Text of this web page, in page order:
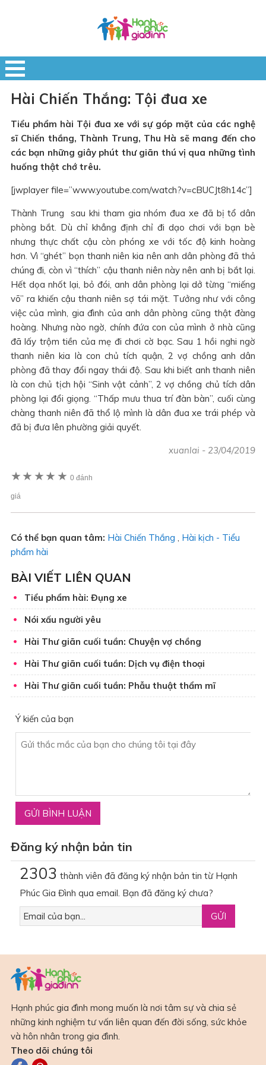
Hài Chiến Thắng: Tội đua xe
Tiểu phẩm hài Tội đua xe với sự góp mặt của các nghệ
sĩ Chiến thắng, Thành Trung, Thu Hà sẽ mang đến cho
các bạn những giây phút thư giãn thú vị qua những tình
huống thật chớ trêu.
[jwplayer file=”www.youtube.com/watch?v=cBUCJt8h14c”]
Thành Trung sau khi tham gia nhóm đua xe đã bị tổ dân
phòng bắt. Dù chỉ khẳng định chỉ đi dạo chơi với bạn bè
nhưng thực chất cậu còn phóng xe với tốc độ kinh hoàng
hơn. Vì “ghét” bọn thanh niên kia nên anh dân phòng đã thả
chúng đi, còn vì “thích” cậu thanh niên này nên anh bị bắt lại.
Hết dọa nhốt lại, bỏ đói, anh dân phòng lại dở từng “miếng
võ” ra khiến cậu thanh niên sợ tái mặt. Tưởng như với công
việc của mình, gia đình của anh dân phòng cũng thật đàng
hoàng. Nhưng nào ngờ, chính đứa con của mình ở nhà cũng
đã lấy trộm tiền của mẹ đi chơi cờ bạc. Sau 1 hồi nghi ngờ
thanh niên kia là con chủ tích quận, 2 vợ chồng anh dân
phòng đã thay đổi ngay thái độ. Sau khi biết anh thanh niên
là con chủ tịch hội “Sinh vật cảnh”, 2 vợ chồng chủ tích dân
phòng lại đổi giọng. “Thấp mưu thua trí đàn bàn”, cuối cùng
chàng thanh niên đã thổ lộ mình là dân đua xe trái phép và
đã bị đưa lên phường giải quyết.
xuanlai - 23/04/2019
★ ★ ★ ★ ★ 0 đánh
giá
Có thể bạn quan tâm: Hài Chiến Thắng , Hài kịch - Tiểu
phẩm hài
BÀI VIẾT LIÊN QUAN
Tiểu phẩm hài: Đụng xe
Nói xấu người yêu
Hài Thư giãn cuối tuần: Chuyện vợ chồng
Hài Thư giãn cuối tuần: Dịch vụ điện thoại
Hài Thư giãn cuối tuần: Phẫu thuật thẩm mĩ
Ý kiến của bạn
Đăng ký nhận bản tin
2303 thành viên đã đăng ký nhận bản tin từ Hạnh
Phúc Gia Đình qua email. Bạn đã đăng ký chưa?
Hạnh phúc gia đình mong muốn là nơi tâm sự và chia sẻ
những kinh nghiệm tư vấn liên quan đến đời sống, sức khỏe
và hôn nhân trong gia đình.
Theo dõi chúng tôi